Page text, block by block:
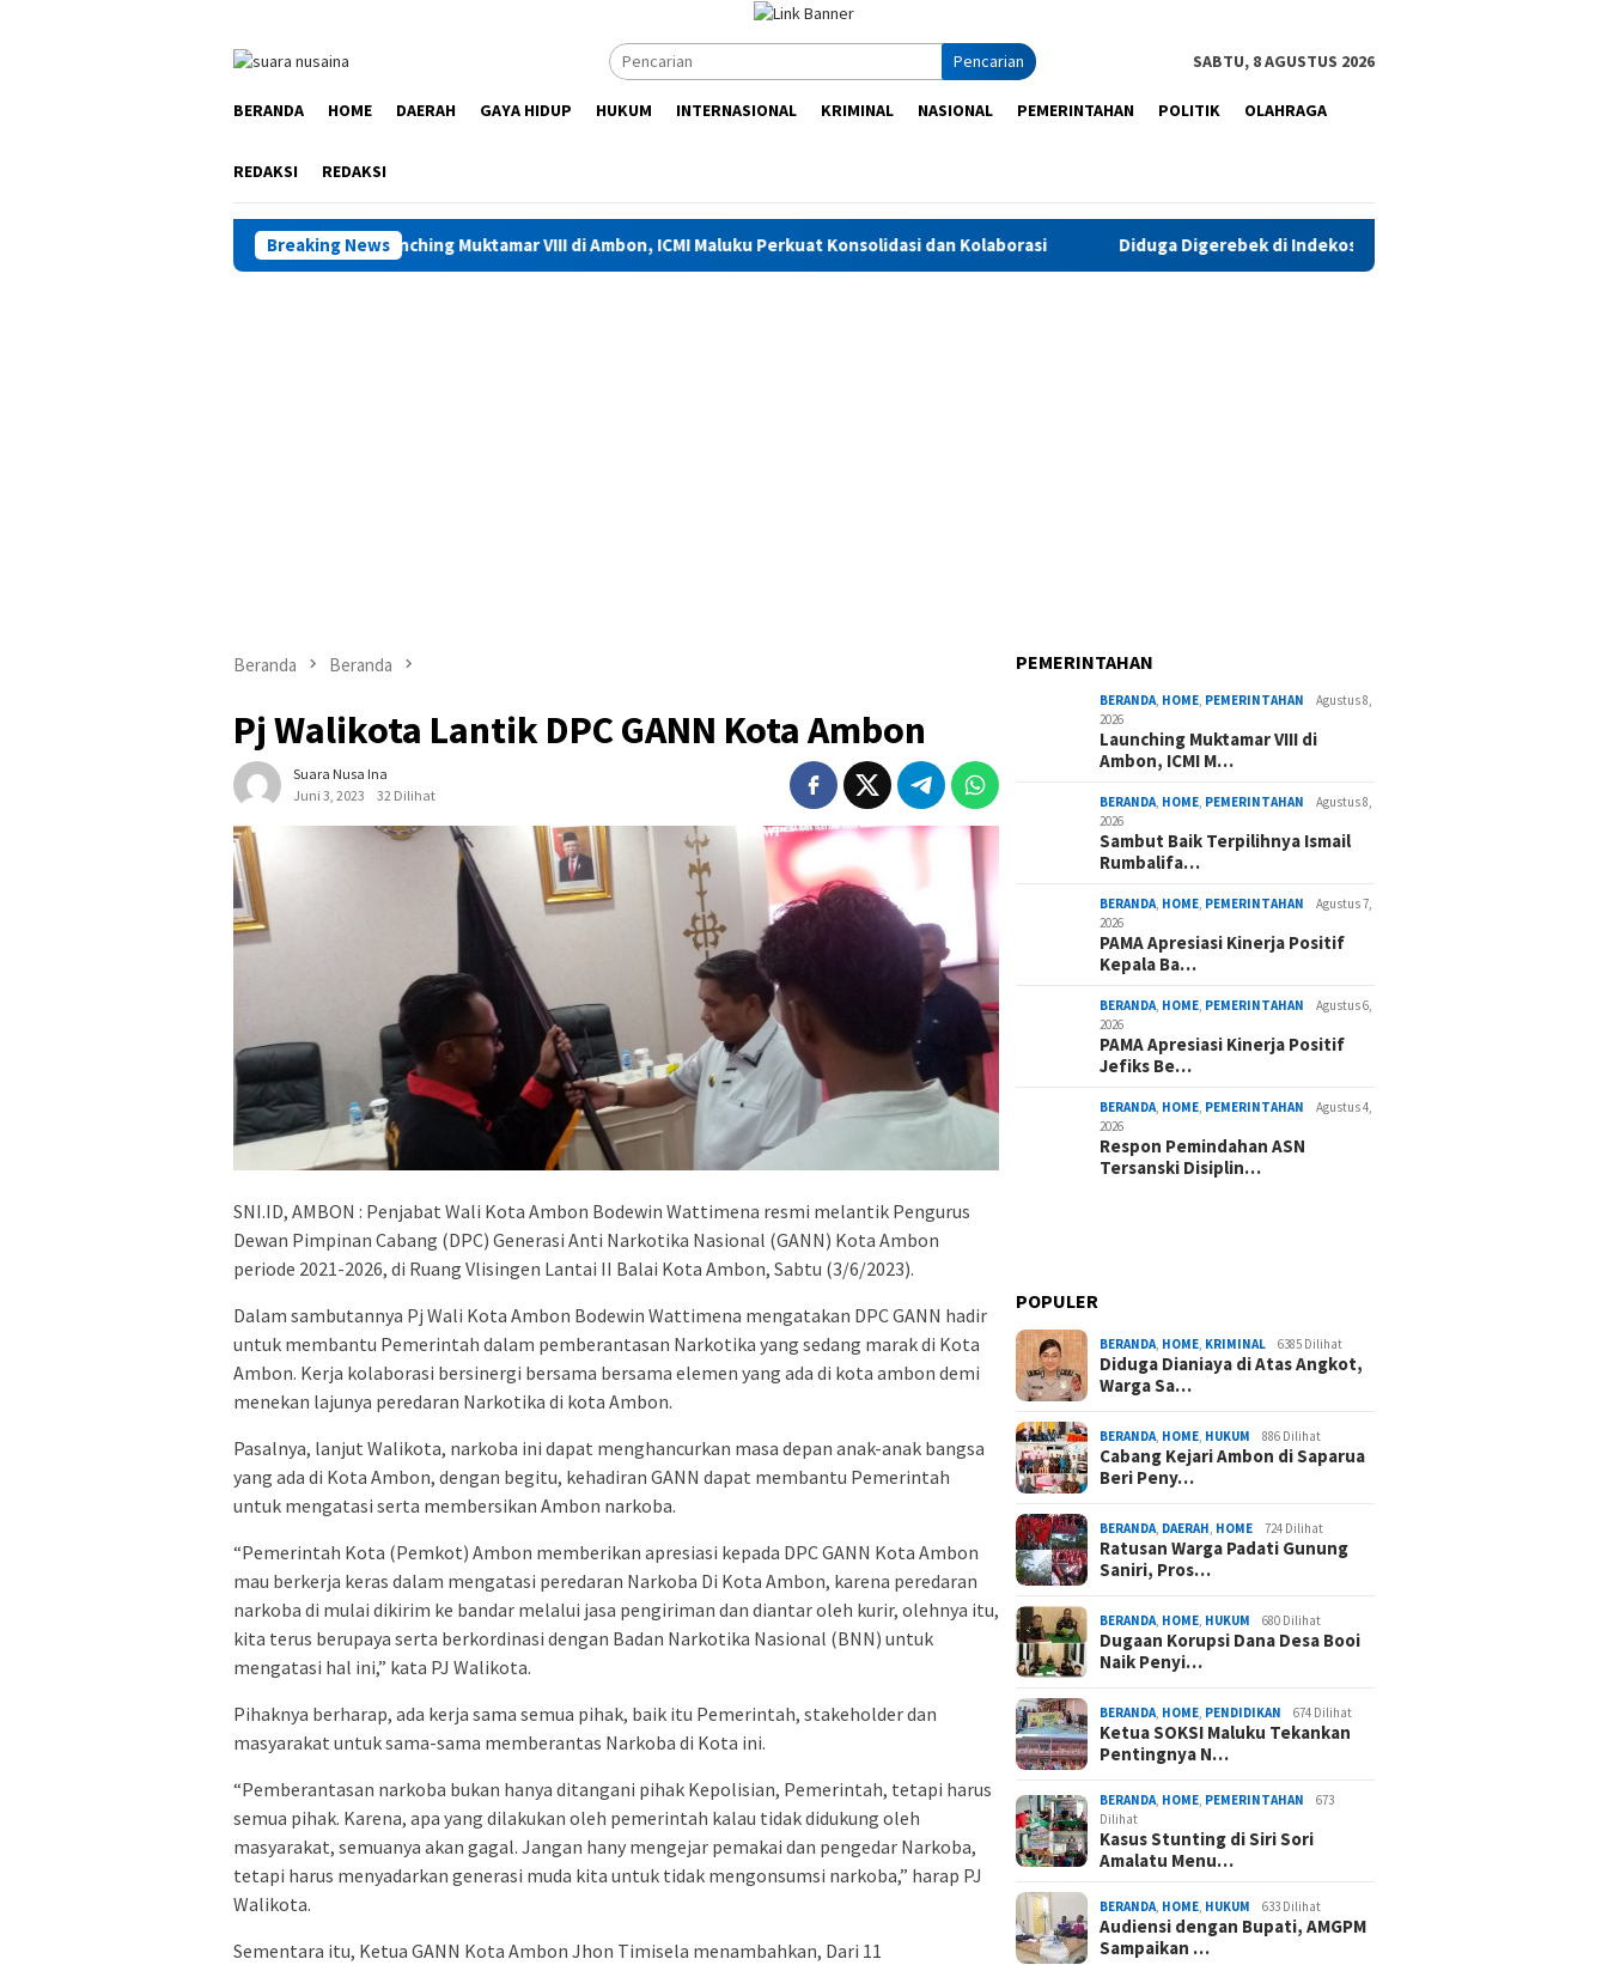
Pencarian SABTU, 8 AGUSTUS 2026
BERANDA HOME DAERAH GAYA HIDUP HUKUM INTERNASIONAL KRIMINAL NASIONAL PEMERINTAHAN POLITIK OLAHRAGA
REDAKSI REDAKSI
Breaking News
Launching Muktamar VIII di Ambon, ICMI Maluku Perkuat Konsolidasi dan Kolaborasi Diduga Digerebek di Indekos, Oknum Polwan Polda Maluku Kembali Jadi
Beranda Beranda
Pj Walikota Lantik DPC GANN Kota Ambon
Suara Nusa Ina
Juni 3, 2023
32 Dilihat
SNI.ID, AMBON : Penjabat Wali Kota Ambon Bodewin Wattimena resmi melantik Pengurus
Dewan Pimpinan Cabang (DPC) Generasi Anti Narkotika Nasional (GANN) Kota Ambon
periode 2021-2026, di Ruang Vlisingen Lantai II Balai Kota Ambon, Sabtu (3/6/2023).
Dalam sambutannya Pj Wali Kota Ambon Bodewin Wattimena mengatakan DPC GANN hadir
untuk membantu Pemerintah dalam pemberantasan Narkotika yang sedang marak di Kota
Ambon. Kerja kolaborasi bersinergi bersama bersama elemen yang ada di kota ambon demi
menekan lajunya peredaran Narkotika di kota Ambon.
Pasalnya, lanjut Walikota, narkoba ini dapat menghancurkan masa depan anak-anak bangsa
yang ada di Kota Ambon, dengan begitu, kehadiran GANN dapat membantu Pemerintah
untuk mengatasi serta membersikan Ambon narkoba.
“Pemerintah Kota (Pemkot) Ambon memberikan apresiasi kepada DPC GANN Kota Ambon
mau berkerja keras dalam mengatasi peredaran Narkoba Di Kota Ambon, karena peredaran
narkoba di mulai dikirim ke bandar melalui jasa pengiriman dan diantar oleh kurir, olehnya itu,
kita terus berupaya serta berkordinasi dengan Badan Narkotika Nasional (BNN) untuk
mengatasi hal ini,” kata PJ Walikota.
Pihaknya berharap, ada kerja sama semua pihak, baik itu Pemerintah, stakeholder dan
masyarakat untuk sama-sama memberantas Narkoba di Kota ini.
“Pemberantasan narkoba bukan hanya ditangani pihak Kepolisian, Pemerintah, tetapi harus
semua pihak. Karena, apa yang dilakukan oleh pemerintah kalau tidak didukung oleh
masyarakat, semuanya akan gagal. Jangan hany mengejar pemakai dan pengedar Narkoba,
tetapi harus menyadarkan generasi muda kita untuk tidak mengonsumsi narkoba,” harap PJ
Walikota.
Sementara itu, Ketua GANN Kota Ambon Jhon Timisela menambahkan, Dari 11
PEMERINTAHAN
BERANDA, HOME, PEMERINTAHAN
Agustus 8,
2026
Launching Muktamar VIII di
Ambon, ICMI M…
BERANDA, HOME, PEMERINTAHAN
Agustus 8,
2026
Sambut Baik Terpilihnya Ismail
Rumbalifa…
BERANDA, HOME, PEMERINTAHAN
Agustus 7,
2026
PAMA Apresiasi Kinerja Positif
Kepala Ba…
BERANDA, HOME, PEMERINTAHAN
Agustus 6,
2026
PAMA Apresiasi Kinerja Positif
Jefiks Be…
BERANDA, HOME, PEMERINTAHAN
Agustus 4,
2026
Respon Pemindahan ASN
Tersanski Disiplin…
POPULER
BERANDA, HOME, KRIMINAL 6385 Dilihat
Diduga Dianiaya di Atas Angkot,
Warga Sa…
BERANDA, HOME, HUKUM 886 Dilihat
Cabang Kejari Ambon di Saparua
Beri Peny…
BERANDA, DAERAH, HOME 724 Dilihat
Ratusan Warga Padati Gunung
Saniri, Pros…
BERANDA, HOME, HUKUM 680 Dilihat
Dugaan Korupsi Dana Desa Booi
Naik Penyi…
BERANDA, HOME, PENDIDIKAN 674 Dilihat
Ketua SOKSI Maluku Tekankan
Pentingnya N…
BERANDA, HOME, PEMERINTAHAN
673
Dilihat
Kasus Stunting di Siri Sori
Amalatu Menu…
BERANDA, HOME, HUKUM 633 Dilihat
Audiensi dengan Bupati, AMGPM
Sampaikan …